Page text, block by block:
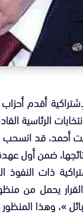
أقدم أحزاب
الرئاسية
أحمد، قد انسحب
ذات
القرار يحمل من
»، وهذا